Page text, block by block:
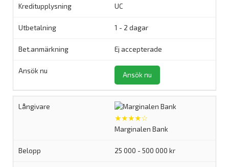
UC
1 - 2 dagar
Ej accepterade
Ansök nu
★★★★☆
Marginalen Bank
25 000 - 500 000 kr